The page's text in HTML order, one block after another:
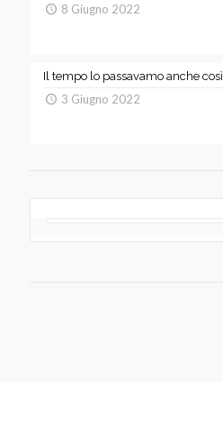
8 Giugno 2022
Il tempo lo passavamo anche così
3 Giugno 2022